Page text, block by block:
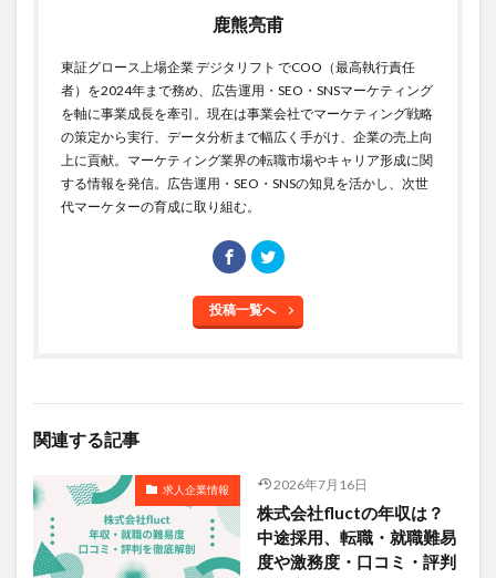
鹿熊亮甫
東証グロース上場企業 デジタリフト でCOO（最高執行責任
者）を2024年まで務め、広告運用・SEO・SNSマーケティング
を軸に事業成長を牽引。現在は事業会社でマーケティング戦略
の策定から実行、データ分析まで幅広く手がけ、企業の売上向
上に貢献。マーケティング業界の転職市場やキャリア形成に関
する情報を発信。広告運用・SEO・SNSの知見を活かし、次世
代マーケターの育成に取り組む。
投稿一覧へ
関連する記事
求人企業情報 2026年7月16日
株式会社fluctの年収は？
中途採用、転職・就職難易
度や激務度・口コミ・評判